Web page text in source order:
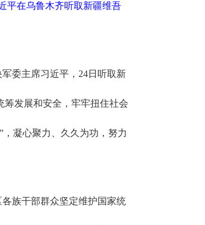
平在乌鲁木齐听取新疆维吾
委主席习近平，24日听取新
发展和安全，牢牢扭住社会
凝心聚力、久久为功，努力
族干部群众坚定维护国家统